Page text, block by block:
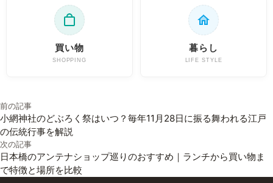
買い物
SHOPPING
暮らし
LIFE STYLE
投稿ナビゲーション
前の記事
小網神社のどぶろく祭はいつ？毎年11月28日に振る舞われる江戸
の伝統行事を解説
次の記事
日本橋のアンテナショップ巡りのおすすめ｜ランチから買い物ま
で特徴と場所を比較